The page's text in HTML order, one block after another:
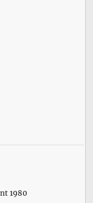
1980